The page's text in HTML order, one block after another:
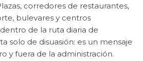
corredores de restaurantes,
bulevares y centros
de la ruta diaria de
solo de disuasión: es un mensaje
y fuera de la administración.